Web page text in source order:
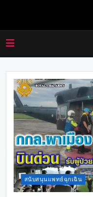
สนับสนุนแพทย์ฉุกเฉิน